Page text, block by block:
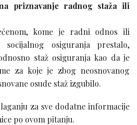
priznavanje radnog staža ili
kome je radni odnos ili
socijalnog osiguranja prestalo,
staž osiguranja kao da je
za koje je zbog neosnovanog
osude staž izgubilo.
za sve dodatne informacije
po ovom pitanju.